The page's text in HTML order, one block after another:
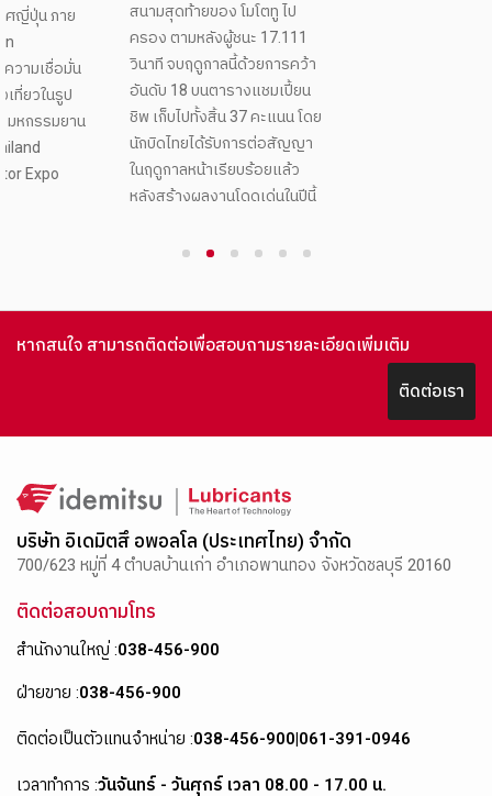
สนามสุดท้ายของ โมโตทู ไป
ครอง ตามหลังผู้ชนะ 17.111
วินาที จบฤดูกาลนี้ด้วยการคว้า
อันดับ 18 บนตารางแชมเปี้ยน
ชิพ เก็บไปทั้งสิ้น 37 คะแนน โดย
นักบิดไทยได้รับการต่อสัญญา
ในฤดูกาลหน้าเรียบร้อยแล้ว
หลังสร้างผลงานโดดเด่นในปีนี้
ซึ่งเป็นการสิ้นสุดฤดูกาล
หากสนใจ สามารถติดต่อเพื่อสอบถามรายละเอียดเพิ่มเติม
ติดต่อเรา
บริษัท อิเดมิตสึ อพอลโล (ประเทศไทย) จำกัด
700/623 หมู่ที่ 4 ตำบลบ้านเก่า อำเภอพานทอง จังหวัดชลบุรี 20160
ติดต่อสอบถามโทร
สำนักงานใหญ่ :038-456-900
ฝ่ายขาย :038-456-900
ติดต่อเป็นตัวแทนจำหน่าย :038-456-900|061-391-0946
เวลาทำการ :วันจันทร์ - วันศุกร์ เวลา 08.00 - 17.00 น.